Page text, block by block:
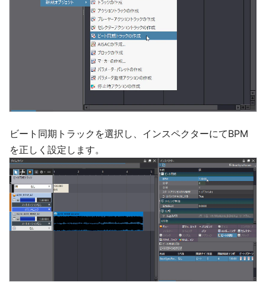
ビート同期トラックを選択し、インスペクターにてBPM
を正しく設定します。